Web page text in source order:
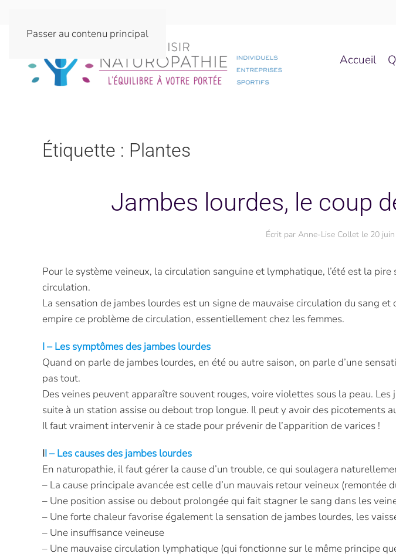
Passer au contenu principal
Accueil
Étiquette : Plantes
Jambes lourdes, le coup
Écrit par Anne-Lise Colletle 20
Pour le système veineux, la circulation sanguine et lymphatique, l’été est la
circulation.
La sensation de jambes lourdes est un signe de mauvaise circulation du sang
empire ce problème de circulation, essentiellement chez les femmes.
I – Les symptômes des jambes lourdes
Quand on parle de jambes lourdes, en été ou autre saison, on parle d’une
pas tout.
Des veines peuvent apparaître souvent rouges, voire violettes sous la peau.
suite à un station assise ou debout trop longue. Il peut y avoir des picotements
Il faut vraiment intervenir à ce stade pour prévenir de l’apparition de varices !
II – Les causes des jambes lourdes
En naturopathie, il faut gérer la cause d’un trouble, ce qui soulagera
– La cause principale avancée est celle d’un mauvais retour veineux (remontée
– Une position assise ou debout prolongée qui fait stagner le sang dans les
– Une forte chaleur favorise également la sensation de jambes lourdes, les
– Une insuffisance veineuse
– Une mauvaise circulation lymphatique (qui fonctionne sur le même principe